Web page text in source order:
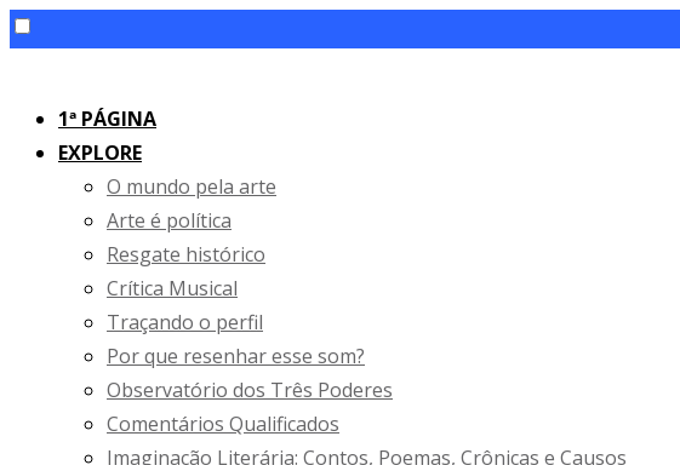
content1ª PÁGINA
EXPLORE
O mundo pela arte
Arte é política
Resgate histórico
Crítica Musical
Traçando o perfil
Por que resenhar esse som?
Observatório dos Três Poderes
Comentários Qualificados
Imaginação Literária: Contos, Poemas, Crônicas e Causos